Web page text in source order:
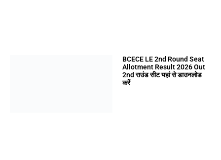
BCECE LE 2nd Round Seat
Allotment Result 2026 Out
2nd राउंड सीट यहां से डाउनलोड
करें